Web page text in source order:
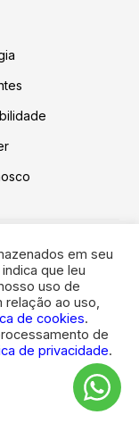
Redes:
reservados.
em seu
que leu
uso de
relação ao uso,
de cookies.
de
de privacidade.